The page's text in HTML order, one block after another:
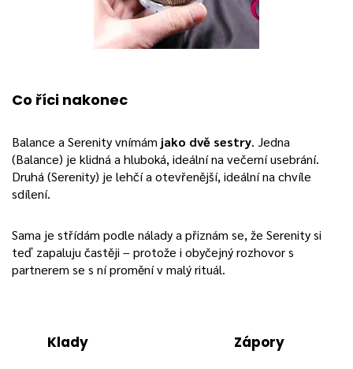
Co říci nakonec
Balance a Serenity vnímám jako dvě sestry. Jedna
(Balance) je klidná a hluboká, ideální na večerní usebrání.
Druhá (Serenity) je lehčí a otevřenější, ideální na chvíle
sdílení.
Sama je střídám podle nálady a přiznám se, že Serenity si
teď zapaluju častěji – protože i obyčejný rozhovor s
partnerem se s ní promění v malý rituál.
Klady Zápory